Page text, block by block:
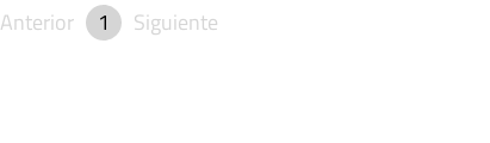
Anterior 1 Siguiente